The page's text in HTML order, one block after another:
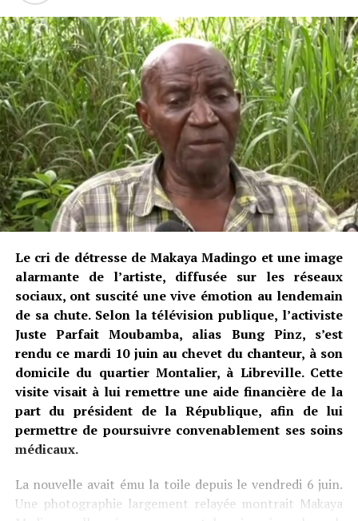
Le cri de détresse de Makaya Madingo et une image
alarmante de l’artiste, diffusée sur les réseaux
sociaux, ont suscité une vive émotion au lendemain
de sa chute. Selon la télévision publique, l’activiste
Juste Parfait Moubamba, alias Bung Pinz, s’est
rendu ce mardi 10 juin au chevet du chanteur, à son
domicile du quartier Montalier, à Libreville. Cette
visite visait à lui remettre une aide financière de la
part du président de la République, afin de lui
permettre de poursuivre convenablement ses soins
médicaux.
La nouvelle avait ému la toile depuis le vendredi 6 juin.
Une photographie largement relayée montrait Makaya